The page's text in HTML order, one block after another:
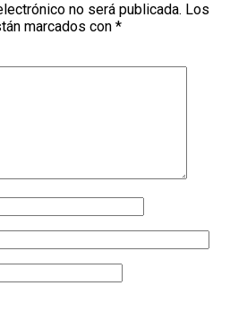
no será publicada. Los
marcados con *